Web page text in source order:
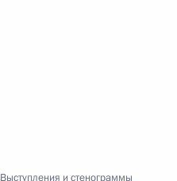
Выступления и стенограммы